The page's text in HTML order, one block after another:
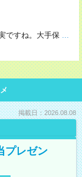
ですね。大手保 ...
掲載日：2026.08.08
プレゼン